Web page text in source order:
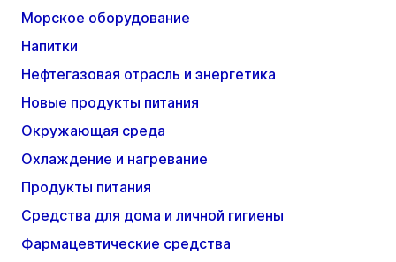
Морское оборудование
Напитки
Нефтегазовая отрасль и энергетика
Новые продукты питания
Окружающая среда
Охлаждение и нагревание
Продукты питания
Средства для дома и личной гигиены
Фармацевтические средства